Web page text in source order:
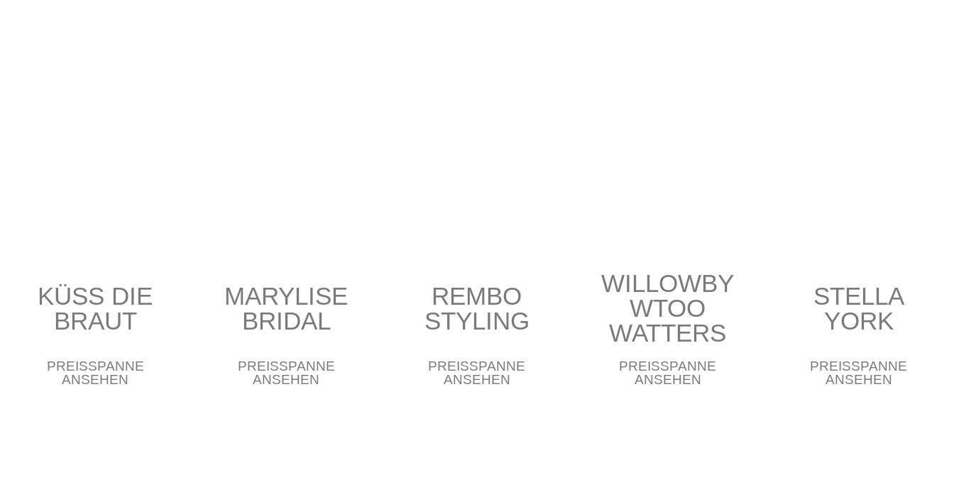
KÜSS DIE
BRAUT
PREISSPANNE
ANSEHEN
MARYLISE
BRIDAL
PREISSPANNE
ANSEHEN
REMBO
STYLING
PREISSPANNE
ANSEHEN
WILLOWBY
WTOO
WATTERS
PREISSPANNE
ANSEHEN
STELLA
YORK
PREISSPANNE
ANSEHEN